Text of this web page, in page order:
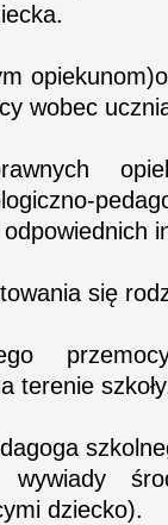
wobec
się
terenie
dziecko).